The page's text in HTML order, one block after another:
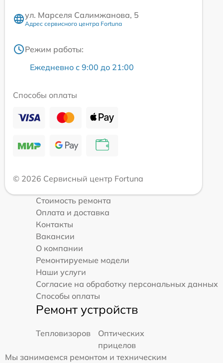
ул. Марселя Салимжанова, 5
Адрес сервисного центра Fortuna
Режим работы:
Ежедневно с 9:00 до 21:00
Способы оплаты
© 2026 Сервисный центр Fortuna
Стоимость ремонта
Оплата и доставка
Контакты
Вакансии
О компании
Ремонтируемые модели
Наши услуги
Согласие на обработку персональных данных
Способы оплаты
Ремонт устройств
Тепловизоров
Оптических
прицелов
Мы занимаемся ремонтом и техническим